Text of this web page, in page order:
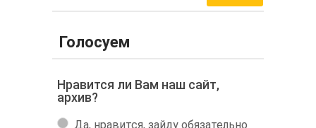
Голосуем
Нравится ли Вам наш сайт,
архив?
Да, нравится, зайду обязательно